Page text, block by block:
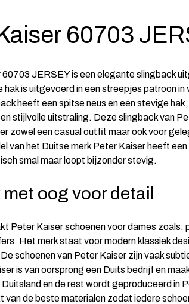
60703
JERSEY is een elegante slingback
hak is uitgevoerd in een streepjes patroon
heeft een spitse neus en een stevige
stijlvolle uitstraling. Deze slingback van
zowel een casual outfit maar ook voor
van het Duitse merk Peter Kaiser heeft
smal maar loopt bijzonder stevig.
oog voor detail
Peter Kaiser schoenen voor dames zoals:
Het merk staat voor modern klassiek
schoenen van Peter Kaiser zijn vaak
is van oorsprong een Duits bedrijf en
en de rest wordt geproduceerd in
van de beste materialen zodat iedere